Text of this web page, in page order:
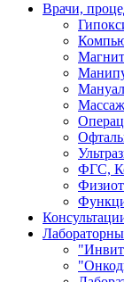
Врачи,
ФГС,